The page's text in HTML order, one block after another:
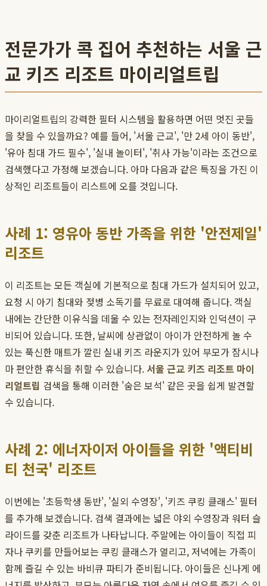
전문가가 콕 집어 추천하는 서울 근
교 키즈 리조트 마이리얼트립
마이리얼트립의 강력한 필터 시스템을 활용하면 어떤 멋진 곳들
을 찾을 수 있을까요? 예를 들어, '서울 근교', '만 2세 아이 동반',
'유아 침대 가드 필수', '실내 놀이터', '취사 가능'이라는 조건으로
검색했다고 가정해 보겠습니다. 아마 다음과 같은 특징을 가진 이
상적인 리조트들이 리스트에 오를 것입니다.
사례 1: 영유아 동반 가족을 위한 '안전제일'
리조트
이 리조트는 모든 객실에 기본적으로 침대 가드가 설치되어 있고,
요청 시 아기 침대와 젖병 소독기를 무료로 대여해 줍니다. 객실
내에는 간단한 이유식을 데울 수 있는 전자레인지와 인덕션이 구
비되어 있습니다. 또한, 날씨에 상관없이 아이가 안전하게 놀 수
있는 푹신한 매트가 깔린 실내 키즈 라운지가 있어 부모가 잠시나
마 편안한 휴식을 취할 수 있습니다. 서울 근교 키즈 리조트 마이
리얼트립 검색을 통해 이러한 '숨은 보석' 같은 곳을 쉽게 발견할
수 있습니다.
사례 2: 에너자이저 아이들을 위한 '액티비
티 천국' 리조트
이번에는 '초등학생 동반', '실외 수영장', '키즈 쿠킹 클래스' 필터
를 추가해 보겠습니다. 검색 결과에는 넓은 야외 수영장과 워터 슬
라이드를 갖춘 리조트가 나타납니다. 주말에는 아이들이 직접 피
자나 쿠키를 만들어보는 쿠킹 클래스가 열리고, 저녁에는 가족이
함께 즐길 수 있는 바비큐 파티가 준비됩니다. 아이들은 신나게 에